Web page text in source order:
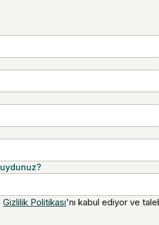
Gizlilik Politikası'nı kabul ediyor ve